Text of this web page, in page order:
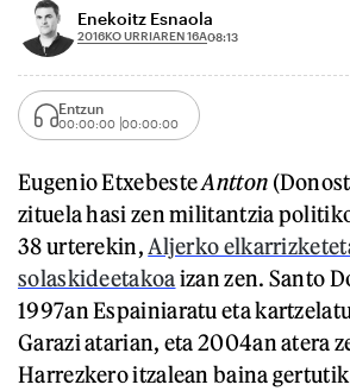
Enekoitz Esnaola
2016KO URRIAREN 16A08:13
Entzun
00:00:00 00:00:00
Eugenio EtxebesteAntton
zituela hasi zen militantzia
38 urterekin, Aljerko
solaskideetakoaizan zen. Santo
1997an Espainiaratu eta
Garazi atarian, eta 2004an atera
Harrezkero itzalean baina